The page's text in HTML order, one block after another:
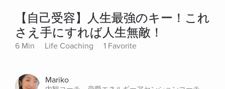
【自己受容】人生最強のキー！これ
さえ手にすれば人生無敵！
6 Min Life Coaching 1 Favorite
Mariko